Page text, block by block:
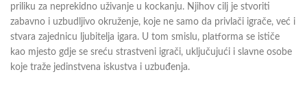
priliku za neprekidno uživanje u kockanju. Njihov cilj je stvoriti
zabavno i uzbudljivo okruženje, koje ne samo da privlači igrače, već i
stvara zajednicu ljubitelja igara. U tom smislu, platforma se ističe
kao mjesto gdje se sreću strastveni igrači, uključujući i slavne osobe
koje traže jedinstvena iskustva i uzbuđenja.